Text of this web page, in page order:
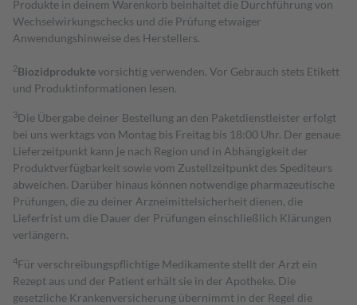
Produkte in deinem Warenkorb beinhaltet die Durchführung von
Wechselwirkungschecks und die Prüfung etwaiger
Anwendungshinweise des Herstellers.
2Biozidproduktevorsichtig verwenden. Vor Gebrauch stets Etikett
und Produktinformationen lesen.
3Die Übergabe deiner Bestellung an den Paketdienstleister erfolgt
bei uns werktags von Montag bis Freitag bis 18:00 Uhr. Der genaue
Lieferzeitpunkt kann je nach Region und in Abhängigkeit der
Produktverfügbarkeit sowie vom Zustellzeitpunkt des Spediteurs
abweichen. Darüber hinaus können notwendige pharmazeutische
Prüfungen, die zu deiner Arzneimittelsicherheit dienen, die
Lieferfrist um die Dauer der Prüfungen einschließlich Klärungen
verlängern.
4Für verschreibungspflichtige Medikamente stellt der Arzt ein
Rezept aus und der Patient erhält sie in der Apotheke. Die
gesetzliche Krankenversicherung übernimmt in der Regel die